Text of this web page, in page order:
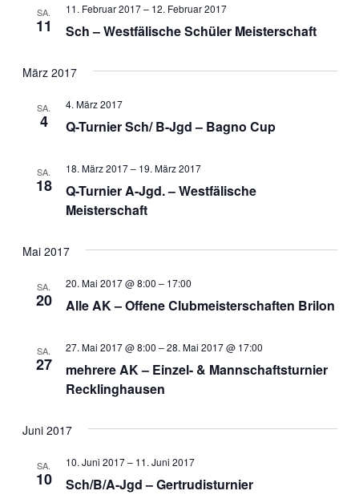
SA.
11 Sch – Westfälische Schüler Meisterschaft
11. Februar 2017– 12. Februar 2017
März 2017
SA.
4 Q-Turnier Sch/ B-Jgd – Bagno Cup
4. März 2017
SA.
18
Q-Turnier A-Jgd. – Westfälische
Meisterschaft
18. März 2017– 19. März 2017
Mai 2017
SA.
20 Alle AK – Offene Clubmeisterschaften Brilon
20. Mai 2017 @ 8:00 – 17:00
SA.
27
mehrere AK – Einzel- & Mannschaftsturnier
Recklinghausen
27. Mai 2017 @ 8:00 –28. Mai 2017 @ 17:00
Juni 2017
SA.
10 Sch/B/A-Jgd – Gertrudisturnier
10. Juni 2017– 11. Juni 2017